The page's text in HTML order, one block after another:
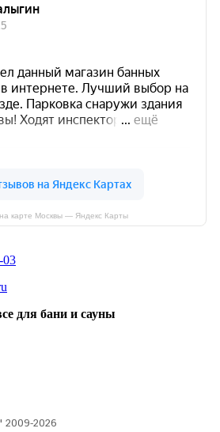
карте Москвы — Яндекс Карты
03
для бани и сауны
2009-2026